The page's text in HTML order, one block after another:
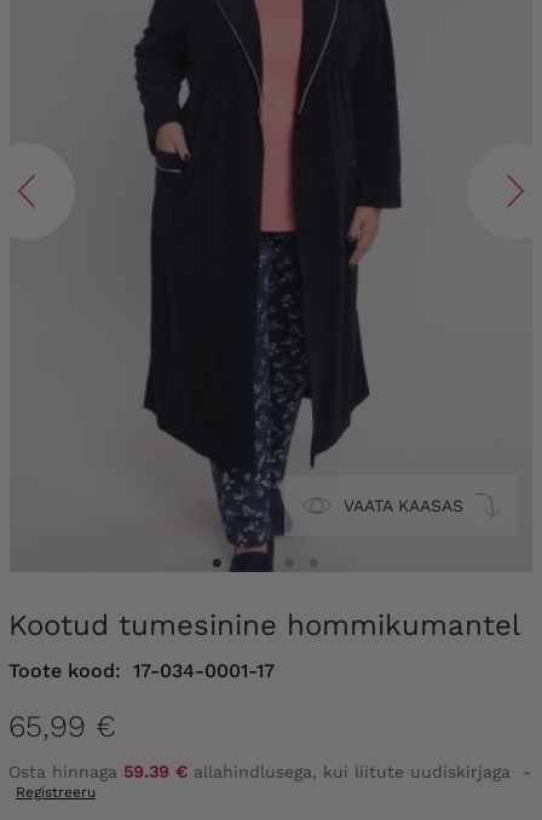
VAATA KAASAS
Kootud tumesinine hommikumantel
Toote kood: 17-034-0001-17
65,99 €
Osta hinnaga 59.39 € allahindlusega, kui liitute uudiskirjaga -
Registreeru